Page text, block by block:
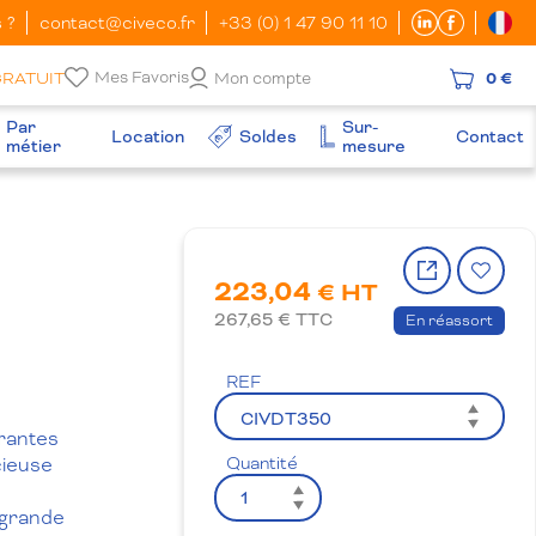
? contact@civeco.fr +33 (0) 1 47 90 11 10
Mes Favoris Mon compte 0 €
Par
métier
Location Soldes
Sur-
mesure
Contact
223,04€ HT
267,65 € TTC
Partager
le
produit
à
la
En réassort
REF
Quantité